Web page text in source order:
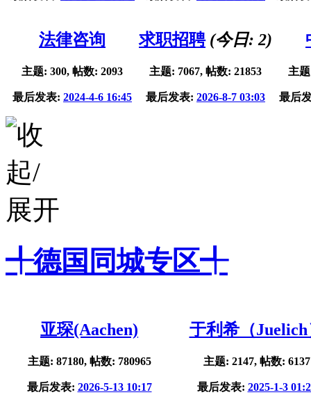
法律咨询
主题: 300, 帖数: 2093
最后发表: 2024-4-6 16:45
求职招聘(今日: 2)
主题: 7067, 帖数: 21853
最后发表: 2026-8-7 03:03
主
最后
╃德国同城专区╃
亚琛(Aachen)
主题: 87180, 帖数: 780965
最后发表: 2026-5-13 10:17
于利希（Juelich
主题: 2147, 帖数: 6137
最后发表: 2025-1-3